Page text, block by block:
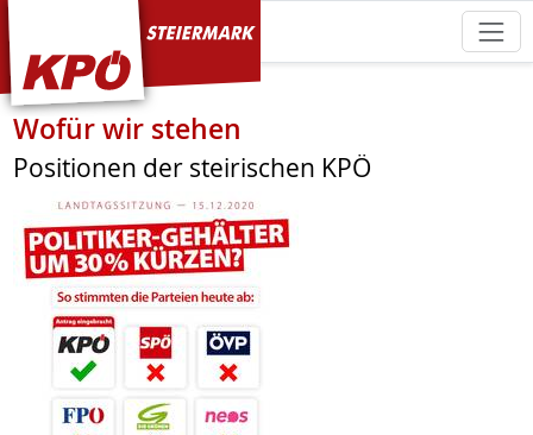
KPÖ Steiermark
Wofür wir stehen
Positionen der steirischen KPÖ